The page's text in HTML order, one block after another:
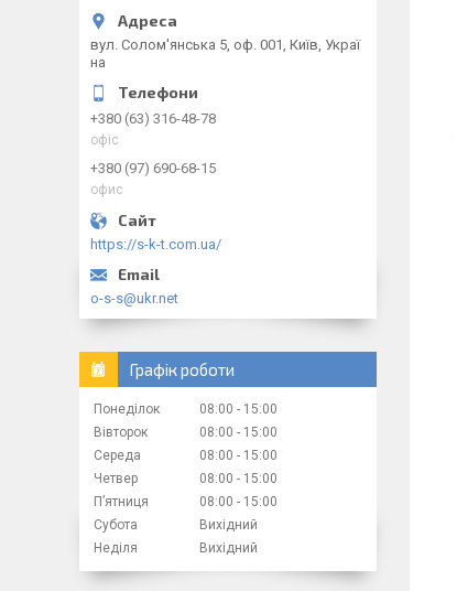
вул. Солом'янська 5, оф. 001, Київ, Украї
на
+380 (63) 316-48-78
офіс
+380 (97) 690-68-15
офис
https://s-k-t.com.ua/
o-s-s@ukr.net
Графік роботи
Понеділок 08:00
15:00
Вівторок
08:00
15:00
Середа
08:00
15:00
Четвер
08:00
15:00
Пʼятниця
08:00
15:00
Субота
Вихідний
Неділя
Вихідний